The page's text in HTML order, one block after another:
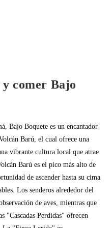
comer Bajo
Bajo Boquete es un encantador
Barú, el cual ofrece una
vibrante cultura local que atrae
Barú es el pico más alto de
de ascender hasta su cima
Los senderos alrededor del
de aves, mientras que
"Cascadas Perdidas" ofrecen